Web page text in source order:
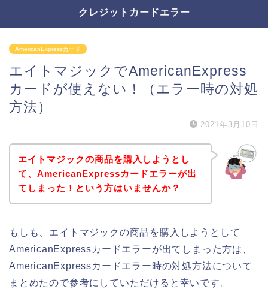
クレジットカードエラー
AmericanExpressカード
エイトマジックでAmericanExpress
カードが使えない！（エラー時の対処
方法）
2021年3月10日
エイトマジックの商品を購入しようとし
て、AmericanExpressカードエラーが出
てしまった！という方はいませんか？
もしも、エイトマジックの商品を購入しようとして
AmericanExpressカードエラーが出てしまった方は、
AmericanExpressカードエラー時の対処方法について
まとめたので参考にしていただけると幸いです。